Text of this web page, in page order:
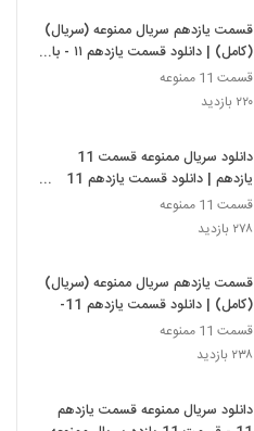
قسمت یازدهم سریال ممنوعه (سریال)
(کامل) | دانلود قسمت یازدهم ۱۱ - با
لینک زیر نیم بها دانلود کنید
قسمت 11 ممنوعه
۲۲۰ بازدید
دانلود سریال ممنوعه قسمت 11
یازدهم | دانلود قسمت یازدهم 11
سریال ممنوعه 4K
قسمت 11 ممنوعه
۲۷۸ بازدید
قسمت یازدهم سریال ممنوعه (سریال)
(کامل) | دانلود قسمت یازدهم 11-
قسمت 11 ممنوعه
۲۳۸ بازدید
دانلود سریال ممنوعه قسمت یازدهم